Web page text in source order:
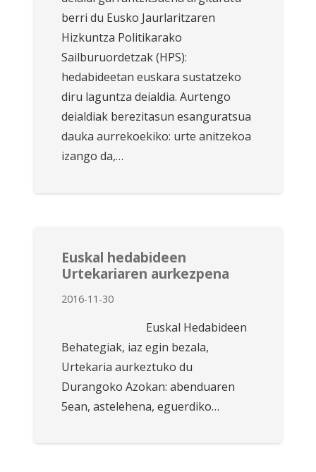
berri du Eusko Jaurlaritzaren
Hizkuntza Politikarako
Sailburuordetzak (HPS):
hedabideetan euskara sustatzeko
diru laguntza deialdia. Aurtengo
deialdiak berezitasun esanguratsua
dauka aurrekoekiko: urte anitzekoa
izango da,…
Euskal hedabideen
Urtekariaren aurkezpena
2016-11-30
Euskal Hedabideen
Behategiak, iaz egin bezala,
Urtekaria aurkeztuko du
Durangoko Azokan: abenduaren
5ean, astelehena, eguerdiko…